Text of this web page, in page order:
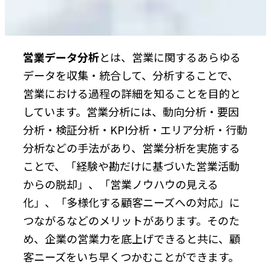
営業データ分析とは、営業に関するあらゆる
データを収集・統合して、分析することで、
営業における過程の詳細を知ることを目的と
しています。営業分析には、動向分析・要因
分析・検証分析・KPI分析・エリア分析・行動
分析などの手法があり、営業分析を実施する
ことで、「経験や勘だけに基づいた営業活動
からの脱却」、「営業ノウハウの見える
化」、「多様化する顧客ニーズへの対応」に
つながるなどのメリットがあります。そのた
め、企業の営業力を底上げできると共に、顧
客ニーズをいち早くつかむことができます。